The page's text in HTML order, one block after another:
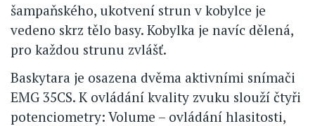
šampaňského, ukotvení strun v kobylce je
vedeno skrz tělo basy. Kobylka je navíc dělená,
pro každou strunu zvlášť.
Baskytara je osazena dvěma aktivními snímači
EMG 35CS. K ovládání kvality zvuku slouží čtyři
potenciometry: Volume – ovládání hlasitosti,